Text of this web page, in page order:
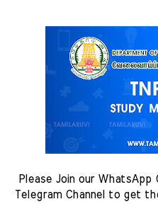
Please Join our WhatsApp
Telegram Channel to get